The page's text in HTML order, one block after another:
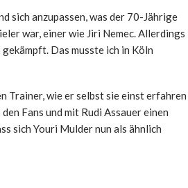
sich anzupassen, was der 70-Jährige
war, einer wie Jiri Nemec. Allerdings
Das musste ich in Köln
Trainer, wie er selbst sie einst erfahren
Fans und mit Rudi Assauer einen
sich Youri Mulder nun als ähnlich